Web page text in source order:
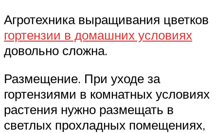
Агротехника выращивания цветков
гортензии в домашних условиях
довольно сложна.
Размещение. При уходе за
гортензиями в комнатных условиях
растения нужно размещать в
светлых прохладных помещениях,